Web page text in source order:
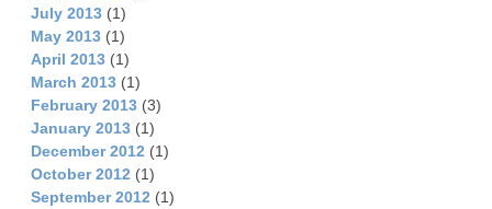
July 2013 (1)
May 2013 (1)
April 2013 (1)
March 2013 (1)
February 2013 (3)
January 2013 (1)
December 2012 (1)
October 2012 (1)
September 2012 (1)